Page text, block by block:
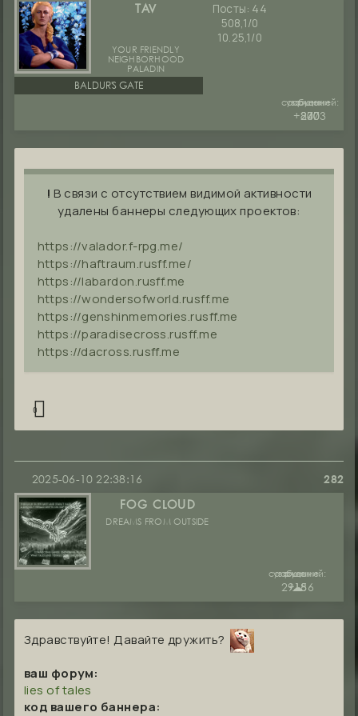
TAV
YOUR FRIENDLY
NEIGHBORHOOD
PALADIN
BALDUR'S GATE
руны:
240
сообщений:
877
уважение:
+2003
Посты: 44
508,1/0
10.25,1/0
! В связи с отсутствием видимой активности
удалены баннеры следующих проектов:
https://valador.f-rpg.me/
https://haftraum.rusff.me/
https://labardon.rusff.me
https://wondersofworld.rusff.me
https://genshinmemories.rusff.me
https://paradisecross.rusff.me
https://dacross.rusff.me
0
282
2025-06-10 22:38:16
FOG CLOUD
DREAMS FROM OUTSIDE
руны:
☁︎
сообщений:
29186
уважение:
+15
Здравствуйте! Давайте дружить?
ваш форум:
lies of tales
код вашего баннера: